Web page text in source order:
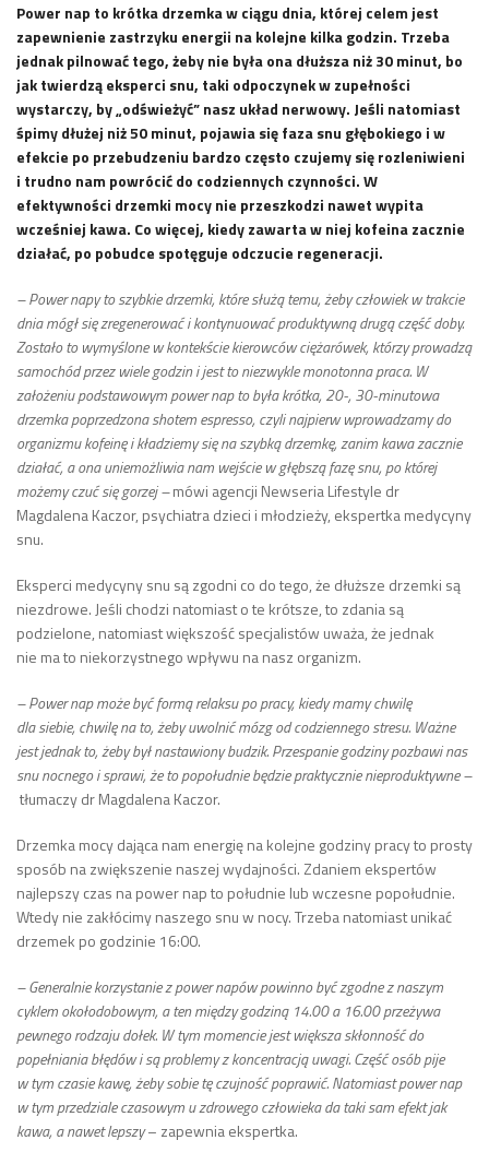
Power nap to krótka drzemka w ciągu dnia, której celem jest
zapewnienie zastrzyku energii na kolejne kilka godzin. Trzeba
jednak pilnować tego, żeby nie była ona dłuższa niż 30 minut, bo
jak twierdzą eksperci snu, taki odpoczynek w zupełności
wystarczy, by „odświeżyć” nasz układ nerwowy. Jeśli natomiast
śpimy dłużej niż 50 minut, pojawia się faza snu głębokiego i w
efekcie po przebudzeniu bardzo często czujemy się rozleniwieni
i trudno nam powrócić do codziennych czynności. W
efektywności drzemki mocy nie przeszkodzi nawet wypita
wcześniej kawa. Co więcej, kiedy zawarta w niej kofeina zacznie
działać, po pobudce spotęguje odczucie regeneracji.
– Power napy to szybkie drzemki, które służą temu, żeby człowiek w trakcie
dnia mógł się zregenerować i kontynuować produktywną drugą część doby.
Zostało to wymyślone w kontekście kierowców ciężarówek, którzy prowadzą
samochód przez wiele godzin i jest to niezwykle monotonna praca. W
założeniu podstawowym power nap to była krótka, 20-, 30-minutowa
drzemka poprzedzona shotem espresso, czyli najpierw wprowadzamy do
organizmu kofeinę i kładziemy się na szybką drzemkę, zanim kawa zacznie
działać, a ona uniemożliwia nam wejście w głębszą fazę snu, po której
możemy czuć się gorzej –mówi agencji Newseria Lifestyle dr
Magdalena Kaczor, psychiatra dzieci i młodzieży, ekspertka medycyny
snu.
Eksperci medycyny snu są zgodni co do tego, że dłuższe drzemki są
niezdrowe. Jeśli chodzi natomiast o te krótsze, to zdania są
podzielone, natomiast większość specjalistów uważa, że jednak
nie ma to niekorzystnego wpływu na nasz organizm.
– Power nap może być formą relaksu po pracy, kiedy mamy chwilę
dla siebie, chwilę na to, żeby uwolnić mózg od codziennego stresu. Ważne
jest jednak to, żeby był nastawiony budzik. Przespanie godziny pozbawi nas
snu nocnego i sprawi, że to popołudnie będzie praktycznie nieproduktywne –
tłumaczy dr Magdalena Kaczor.
Drzemka mocy dająca nam energię na kolejne godziny pracy to prosty
sposób na zwiększenie naszej wydajności. Zdaniem ekspertów
najlepszy czas na power nap to południe lub wczesne popołudnie.
Wtedy nie zakłócimy naszego snu w nocy. Trzeba natomiast unikać
drzemek po godzinie 16:00.
– Generalnie korzystanie z power napów powinno być zgodne z naszym
cyklem okołodobowym, a ten między godziną 14.00 a 16.00 przeżywa
pewnego rodzaju dołek. W tym momencie jest większa skłonność do
popełniania błędów i są problemy z koncentracją uwagi. Część osób pije
w tym czasie kawę, żeby sobie tę czujność poprawić. Natomiast power nap
w tym przedziale czasowym u zdrowego człowieka da taki sam efekt jak
kawa, a nawet lepszy– zapewnia ekspertka.